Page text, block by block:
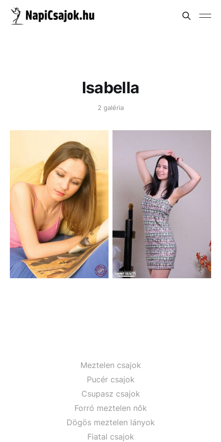
Isabella
2 galéria
Meztelen csajok
Pucér csajok
Csupasz csajok
Forró meztelen nők
Dögös meztelen lányok
Fiatal csajok